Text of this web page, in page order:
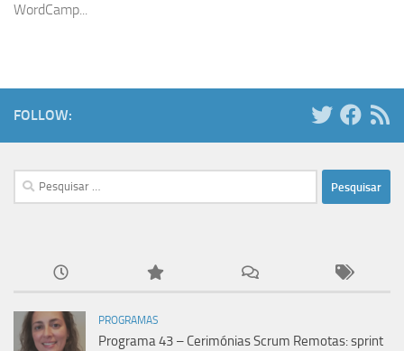
WordCamp...
FOLLOW:
Pesquisar
por:
PROGRAMAS
Programa 43 – Cerimónias Scrum Remotas: sprint